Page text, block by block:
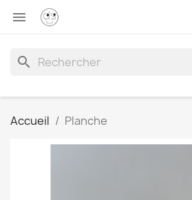

search
Accueil Planche